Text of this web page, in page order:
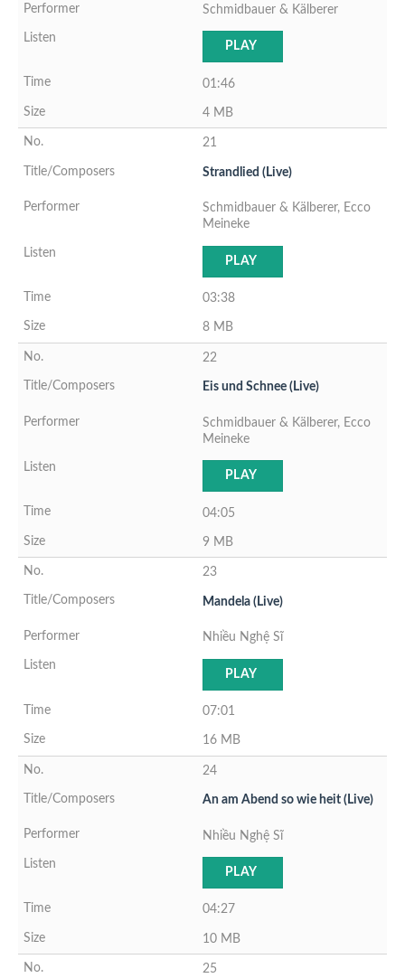
Schmidbauer & Kälberer
PLAY
01:46
4 MB
21
Strandlied (Live)
Schmidbauer & Kälberer, Ecco
Meineke
PLAY
03:38
8 MB
22
Eis und Schnee (Live)
Schmidbauer & Kälberer, Ecco
Meineke
PLAY
04:05
9 MB
23
Mandela (Live)
Nhiều Nghệ Sĩ
PLAY
07:01
16 MB
24
An am Abend so wie heit (Live)
Nhiều Nghệ Sĩ
PLAY
04:27
10 MB
25